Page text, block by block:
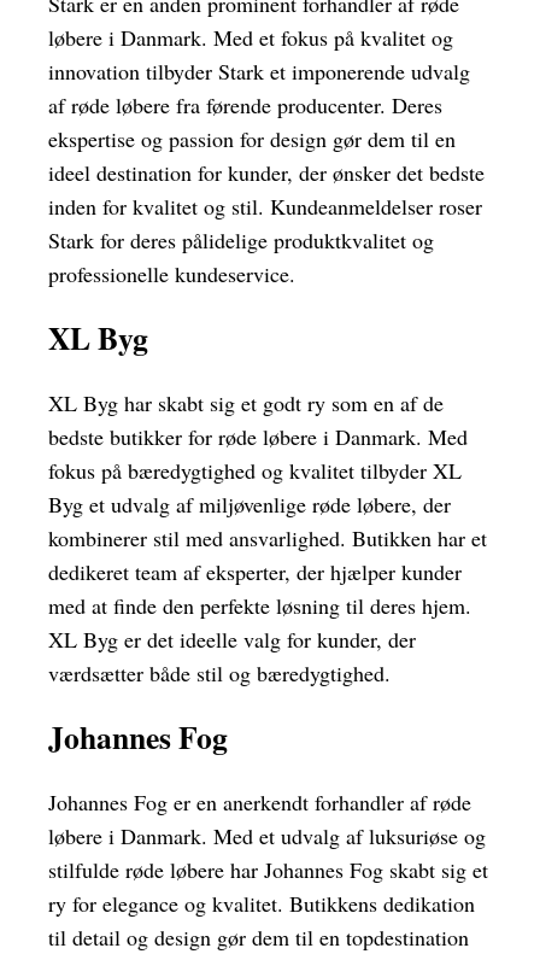
løbere i Danmark. Med et fokus på kvalitet og
innovation tilbyder Stark et imponerende udvalg
af røde løbere fra førende producenter. Deres
ekspertise og passion for design gør dem til en
ideel destination for kunder, der ønsker det bedste
inden for kvalitet og stil. Kundeanmeldelser roser
Stark for deres pålidelige produktkvalitet og
professionelle kundeservice.
XL Byg
XL Byg har skabt sig et godt ry som en af de
bedste butikker for røde løbere i Danmark. Med
fokus på bæredygtighed og kvalitet tilbyder XL
Byg et udvalg af miljøvenlige røde løbere, der
kombinerer stil med ansvarlighed. Butikken har et
dedikeret team af eksperter, der hjælper kunder
med at finde den perfekte løsning til deres hjem.
XL Byg er det ideelle valg for kunder, der
værdsætter både stil og bæredygtighed.
Johannes Fog
Johannes Fog er en anerkendt forhandler af røde
løbere i Danmark. Med et udvalg af luksuriøse og
stilfulde røde løbere har Johannes Fog skabt sig et
ry for elegance og kvalitet. Butikkens dedikation
til detail og design gør dem til en topdestination